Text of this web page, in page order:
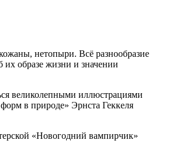
нетопыри. Всё разнообразие
их образе жизни и значении
великолепными иллюстрациями
в природе» Эрнста Геккеля
«Новогодний вампирчик»